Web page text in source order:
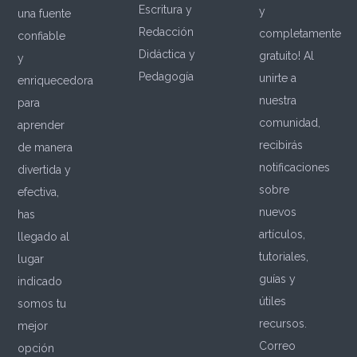
una fuente
confiable
y
enriquecedora
para
aprender
de manera
divertida y
efectiva,
has
llegado al
lugar
indicado
somos tu
mejor
opción
Escritura y
Redacción
Didáctica y
Pedagogía
y
completamente
gratuito! Al
unirte a
nuestra
comunidad,
recibirás
notificaciones
sobre
nuevos
artículos,
tutoriales,
guías y
útiles
recursos.
Correo